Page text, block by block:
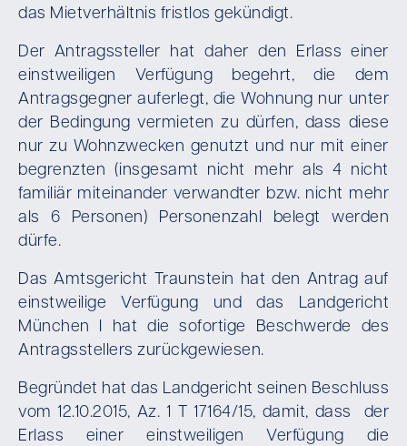
das Mietverhältnis fristlos gekündigt.
Der Antragssteller hat daher den Erlass einer
einstweiligen Verfügung begehrt, die dem
Antragsgegner auferlegt, die Wohnung nur unter
der Bedingung vermieten zu dürfen, dass diese
nur zu Wohnzwecken genutzt und nur mit einer
begrenzten (insgesamt nicht mehr als 4 nicht
familiär miteinander verwandter bzw. nicht mehr
als 6 Personen) Personenzahl belegt werden
dürfe.
Das Amtsgericht Traunstein hat den Antrag auf
einstweilige Verfügung und das Landgericht
München I hat die sofortige Beschwerde des
Antragsstellers zurückgewiesen.
Begründet hat das Landgericht seinen Beschluss
vom 12.10.2015, Az. 1 T 17164/15, damit, dass der
Erlass einer einstweiligen Verfügung die